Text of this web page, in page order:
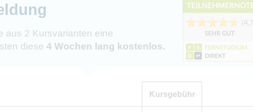
aus 2 Kursvarianten eine
diese 4 Wochen lang kostenlos.
Kursgebühr